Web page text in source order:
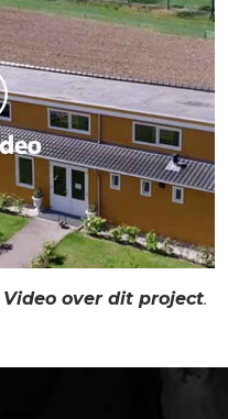
Video over dit project.